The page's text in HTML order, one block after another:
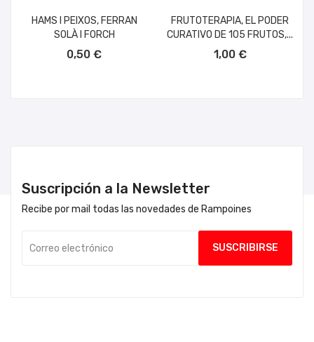
HAMS I PEIXOS, FERRAN
SOLÀ I FORCH
0,50 €
FRUTOTERAPIA, EL PODER
CURATIVO DE 105 FRUTOS,...
1,00 €
Suscripción a la Newsletter
Recibe por mail todas las novedades de Rampoines